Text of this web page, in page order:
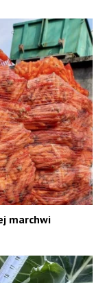
marchwi